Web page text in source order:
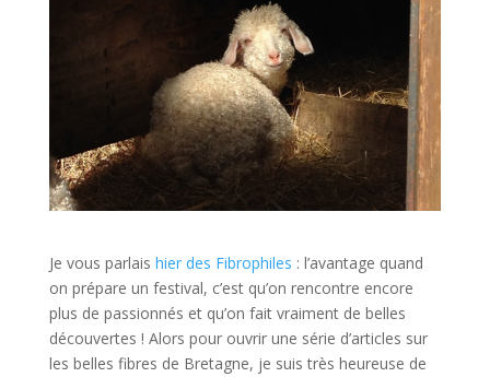
Je vous parlais hier des Fibrophiles : l’avantage quand
on prépare un festival, c’est qu’on rencontre encore
plus de passionnés et qu’on fait vraiment de belles
découvertes ! Alors pour ouvrir une série d’articles sur
les belles fibres de Bretagne, je suis très heureuse de